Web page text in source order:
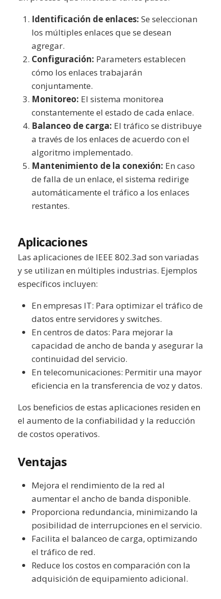
Identificación de enlaces: Se seleccionan
los múltiples enlaces que se desean
agregar.
Configuración: Parameters establecen
cómo los enlaces trabajarán
conjuntamente.
Monitoreo: El sistema monitorea
constantemente el estado de cada enlace.
Balanceo de carga: El tráfico se distribuye
a través de los enlaces de acuerdo con el
algoritmo implementado.
Mantenimiento de la conexión: En caso
de falla de un enlace, el sistema redirige
automáticamente el tráfico a los enlaces
restantes.
Aplicaciones
Las aplicaciones de IEEE 802.3ad son variadas
y se utilizan en múltiples industrias. Ejemplos
específicos incluyen:
En empresas IT: Para optimizar el tráfico de
datos entre servidores y switches.
En centros de datos: Para mejorar la
capacidad de ancho de banda y asegurar la
continuidad del servicio.
En telecomunicaciones: Permitir una mayor
eficiencia en la transferencia de voz y datos.
Los beneficios de estas aplicaciones residen en
el aumento de la confiabilidad y la reducción
de costos operativos.
Ventajas
Mejora el rendimiento de la red al
aumentar el ancho de banda disponible.
Proporciona redundancia, minimizando la
posibilidad de interrupciones en el servicio.
Facilita el balanceo de carga, optimizando
el tráfico de red.
Reduce los costos en comparación con la
adquisición de equipamiento adicional.